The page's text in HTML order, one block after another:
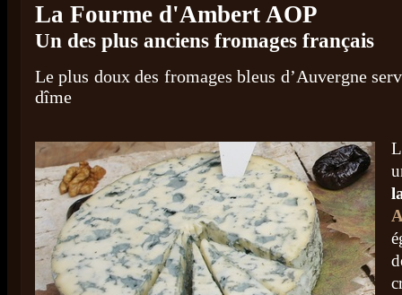
La Fourme d'Ambert AOP
Un des plus anciens fromages français
Le plus doux des fromages bleus d’Auvergne
dîme